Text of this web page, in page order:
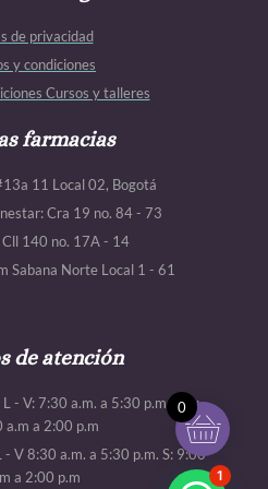
b
e
de privacidad
y condiciones
Cursos y talleres
farmacias
11 Local 02, Bogotá
Cra 19 no. 84 - 73
140 no. 17A - 14
Sabana Norte Local 1 - 61
de atención
- V: 7:30 a.m. a 5:30 p.m. Sab:
a.m a 2:00 p.m
V 8:30 a.m. a 5:30 p.m. S: 9:00
a 2:00 p.m
0
1